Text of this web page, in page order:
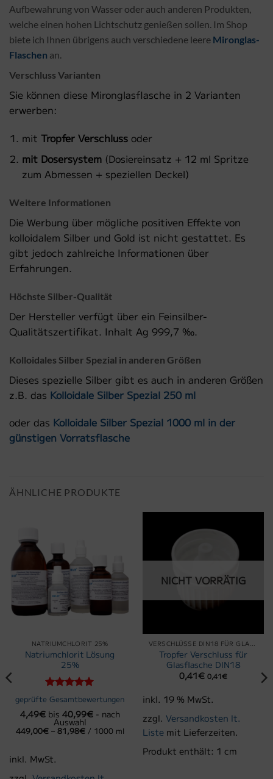
Aufbewahrung von Wasser oder auch anderen Produkten,
welche einen hohen Lichtschutz genießen sollen. Im Shop
biete ich Ihnen übrigens auch verschiedene leere Mironglas-
Flaschen an.
Verschluss Varianten
Sie können diese Mironglasflasche in 2 Varianten
erwerben:
mit Tropfer Verschlussoder
mit Dosersystem(Dosiereinsatz + 12 ml Spritze
zum Abmessen + speziellen Deckel)
Weitere Informationen
Die Werbung über mögliche positiven Effekte von
kolloidalem Silber und Gold ist nicht gestattet. Es
gibt jedoch zahlreiche Informationen über
Erfahrungen.
Höchste Silber-Qualität
Der Hersteller verfügt über ein Feinsilber-
Qualitätszertifikat. Inhalt Ag 999,7 ‰.
Kolloidales Silber Spezial in anderen Größen
Dieses spezielle Silber gibt es auch in anderen Größen
z.B. das Kolloidale Silber Spezial 250 ml
oder das Kolloidale Silber Spezial 1000 ml in der
günstigen Vorratsflasche
ÄHNLICHE PRODUKTE
NATRIUMCHLORIT 25%
Natriumchlorit Lösung
25%
Bewertet
5
geprüfte Gesamtbewertungen
4,49€bis 40,99€- nach
Auswahl
449,00€– 81,98€/ 1000 ml
inkl. MwSt.
NICHT VORRÄTIG
VERSCHLÜSSE DIN18 FÜR GLASFLASCHEN
Tropfer Verschluss für
Glasflasche DIN18
0,41€ 0,41€
inkl. 19 % MwSt.
zzgl. Versandkosten lt.
Listemit Lieferzeiten.
Produkt enthält: 1 cm